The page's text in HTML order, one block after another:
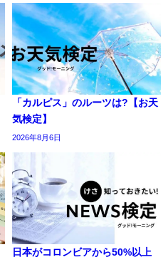
「カルピス」のルーツは?【お天
気検定】
2026年8月6日
日本がコロンビアから50%以上